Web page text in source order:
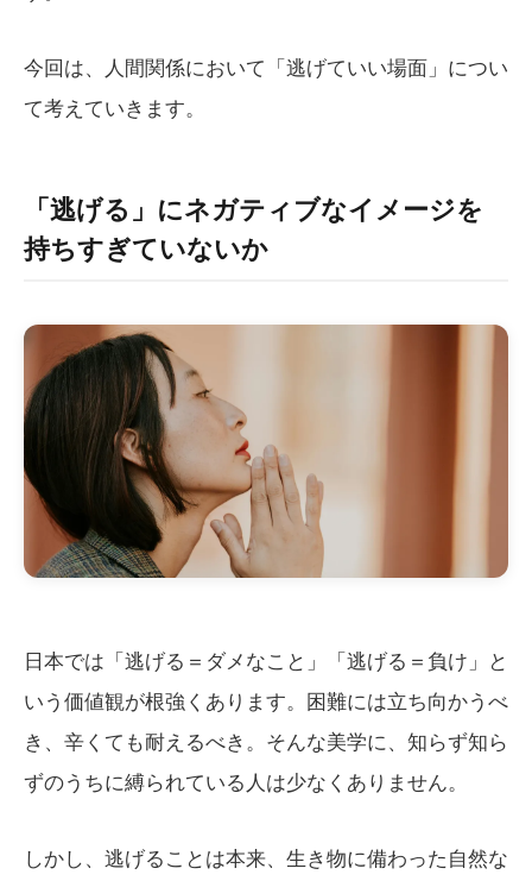
今回は、人間関係において「逃げていい場面」につい
て考えていきます。
「逃げる」にネガティブなイメージを
持ちすぎていないか
日本では「逃げる＝ダメなこと」「逃げる＝負け」と
いう価値観が根強くあります。困難には立ち向かうべ
き、辛くても耐えるべき。そんな美学に、知らず知ら
ずのうちに縛られている人は少なくありません。
しかし、逃げることは本来、生き物に備わった自然な